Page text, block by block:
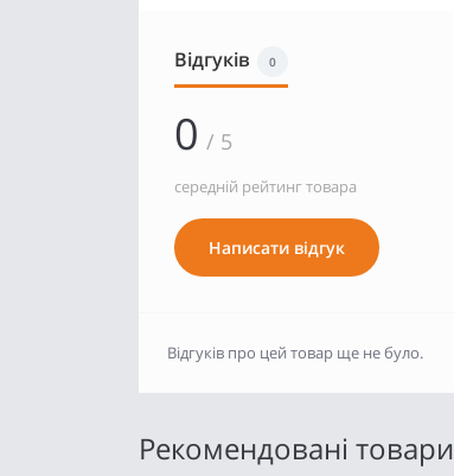
Відгуків 0
0 / 5
середній рейтинг товара
Написати відгук
Відгуків про цей товар ще не було.
Рекомендовані товари